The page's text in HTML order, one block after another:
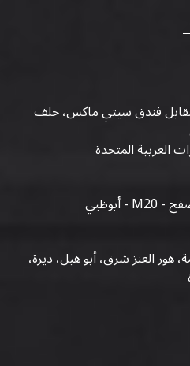
الراحة، مقابل فندق سيتي ماكس، خلف
هور العنز شرق، أبو هيل، ديرة،